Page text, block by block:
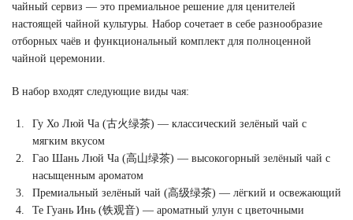
чайный сервиз — это премиальное решение для ценителей
настоящей чайной культуры. Набор сочетает в себе разнообразие
отборных чаёв и функциональный комплект для полноценной
чайной церемонии.
В набор входят следующие виды чая:
Гу Хо Люй Ча (古火绿茶) — классический зелёный чай с
мягким вкусом
Гао Шань Люй Ча (高山绿茶) — высокогорный зелёный чай с
насыщенным ароматом
Премиальный зелёный чай (高级绿茶) — лёгкий и освежающий
Те Гуань Инь (铁观音) — ароматный улун с цветочными